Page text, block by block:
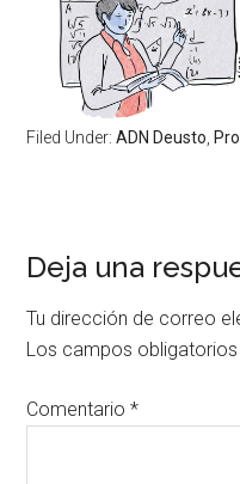
Filed Under:ADN Deusto,
Deja una
Tu dirección de correo
Los campos
Comentario*